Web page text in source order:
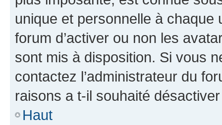
unique et personnelle à chaque
forum d’activer ou non les
sont mis à disposition. Si vous
contactez l’administrateur du
raisons a t-il souhaité
Haut